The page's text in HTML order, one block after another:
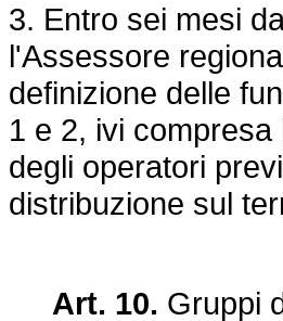
3. Entro sei mesi
l'Assessore
definizione delle
1 e 2, ivi
degli operatori
distribuzione sul
Art. 10. Gruppi